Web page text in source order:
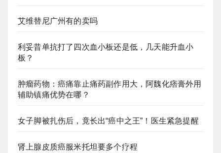
艾维替尼广州有的卖吗
利妥昔单抗打了四次血小板还是低，几天能升血小
板？
肿瘤药物：癌痛靠止痛药副作用大，阿魏化痞膏外用
辅助镇痛优势在哪？
女子脚被扎伤后，竟长出“癌中之王”！医生紧急提醒
肾上腺皮质癌服米托坦要多个疗程